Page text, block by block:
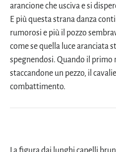
arancione che usciva e si
E più questa strana danza
rumorosi e più il pozzo
come se quella luce aranciata
spegnendosi. Quando il primo
staccandone un pezzo, il
combattimento.